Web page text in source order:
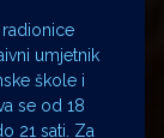
umjetnik
škole i
se od 18
21 sati. Za